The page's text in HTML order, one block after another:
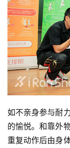
如不亲身参与耐
的愉悦。和靠外
重复动作后由身